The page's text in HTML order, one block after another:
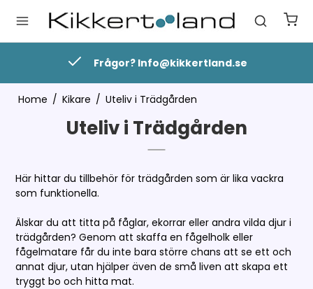
Frågor? Info@kikkertland.se
Home / Kikare / Uteliv i Trädgården
Uteliv i Trädgården
Här hittar du tillbehör för trädgården som är lika vackra
som funktionella.
Älskar du att titta på fåglar, ekorrar eller andra vilda djur i
trädgården? Genom att skaffa en fågelholk eller
fågelmatare får du inte bara större chans att se ett och
annat djur, utan hjälper även de små liven att skapa ett
tryggt bo och hitta mat.